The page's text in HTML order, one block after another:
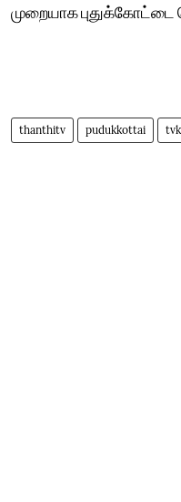
முறையாக புதுக்கோட்டை
thanthitv pudukkottai tvk